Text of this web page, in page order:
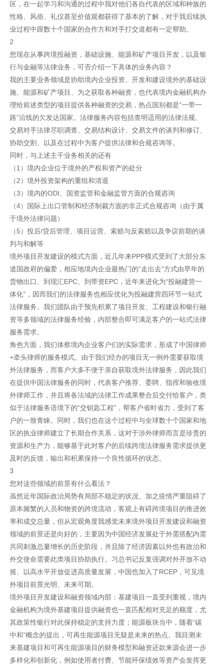
区，在一起学习和沟通的过程中我对他们各自代表的区域和种族的
性格、风俗、礼仪甚至价值观都获得了基本的了解，对于我后续执
业过程中跟数十个国家的合作方和对手打交道都有一定帮助。
2
您现在从事跨境投融资，基础设施、能源和矿产项目开发，以及银
行与金融等法律业务，可否介绍一下具体的业务内容？
我的主要业务领域是协助境内企业投资、开发和建设境外的基础设
施、能源和矿产项目、为之获取各种融资，也代表境内金融机构办
理给前述类型的项目提供各种融资的交易，热点国别都是“一带一
路”沿线的欠发达国家。法律服务内容包括查明适用的法律法规、
交易对手法律尽职调查、交易结构设计、交易文件的谈判和修订、
协助交割、以及在过程中为客户提供法律和合规咨询等。
同时，与上述主干业务相关的还有
（1）境内企业位于境外的产权和资产的处分
（2）境外投资架构的重组和清退
（3）境内的ODI、国资监管和金融监管方面的合规咨询
（4）国际上出口管制和经济制裁方面的非正式合规咨询（由于属
于境外法律问题）
（5）投后/贷后管理、项目运营、索赔与反索赔以及争议前期的谈
判与和解等
境外项目开发建设的模式方面，近几年来PPP模式受到了大部分东
道国政府的偏爱，相应地境内企业最热门的“走出去”方式由早年的
货物出口、到现汇EPC、到带资EPC，近年来进化为“投融建营一
体化”，因而我们的法律服务也相应优化为投融建营四环节一站式
法律服务。我们团队由于预先积累了项目开发、工程建设和银行融
资等多领域的法律服务经验，内部整合即可满足客户的一站式法律
服务需求。
角色方面，我们体察境内企业客户们的实际需求，形成了中国律师
+牵头律师的服务模式。由于我们经办的项目无一例外需要获取境
外法律服务，而客户大多不便于亲自获取境外法律服务，因此我们
在提供中国法律服务的同时，代表客户推荐、委聘、指挥和验收境
外律师工作，并且将各法域的法律工作成果整合后交付给客户，类
似于法律服务语境下的“交钥匙工程”，帮客户省时省力，受到了客
户的一致青睐。同时，我们也在这个过程中与全球数十个国家和地
区的执业律师建立了长期合作关系，这对于涉外律师而言是珍贵的
资源和生产力，能够基于此对客户的后续跨境法律服务需求提供更
及时的反馈，输出和积累保持一个良性循环的状态。
3
您对这些领域的前景有什么看法？
虽然近年国际政治局势有局部不稳定的状况、加之疫情严重阻碍了
原本频繁的人员和物资的跨境流动，客观上有碍跨境项目的推进效
率和成交总量，但从宏观角度我感觉未来境外项目开发建设和融资
领域的前景还是向好的，主要因为中国经济发展处于外需搭配内需
共同刺激总量增长的历史阶段，并且除了经济因素以外也有政治和
外交使命需要此类项目协助执行。习总书记反复强调对外开放不动
摇、以高水平开放促进高质量发展，中国也加入了RCEP，可见境
外项目前景光明、未来可期。
境外项目开发建设和融资领域内部：基建项目一直受到重视，境内
金融机构为境外基建项目提供融资也一直匹配相对充足的额度，尤
其政策性银行对此保持稳定的支持力度；能源板块当中，随着“碳
中和”概念的提出，可再生能源项目无疑是未来的热点。我目测未
来基建项目和可再生能源项目的财务模型和融资还款来源会进一步
多样化和创新化，例如使用者付费、节能环保绩效等资产会发挥更